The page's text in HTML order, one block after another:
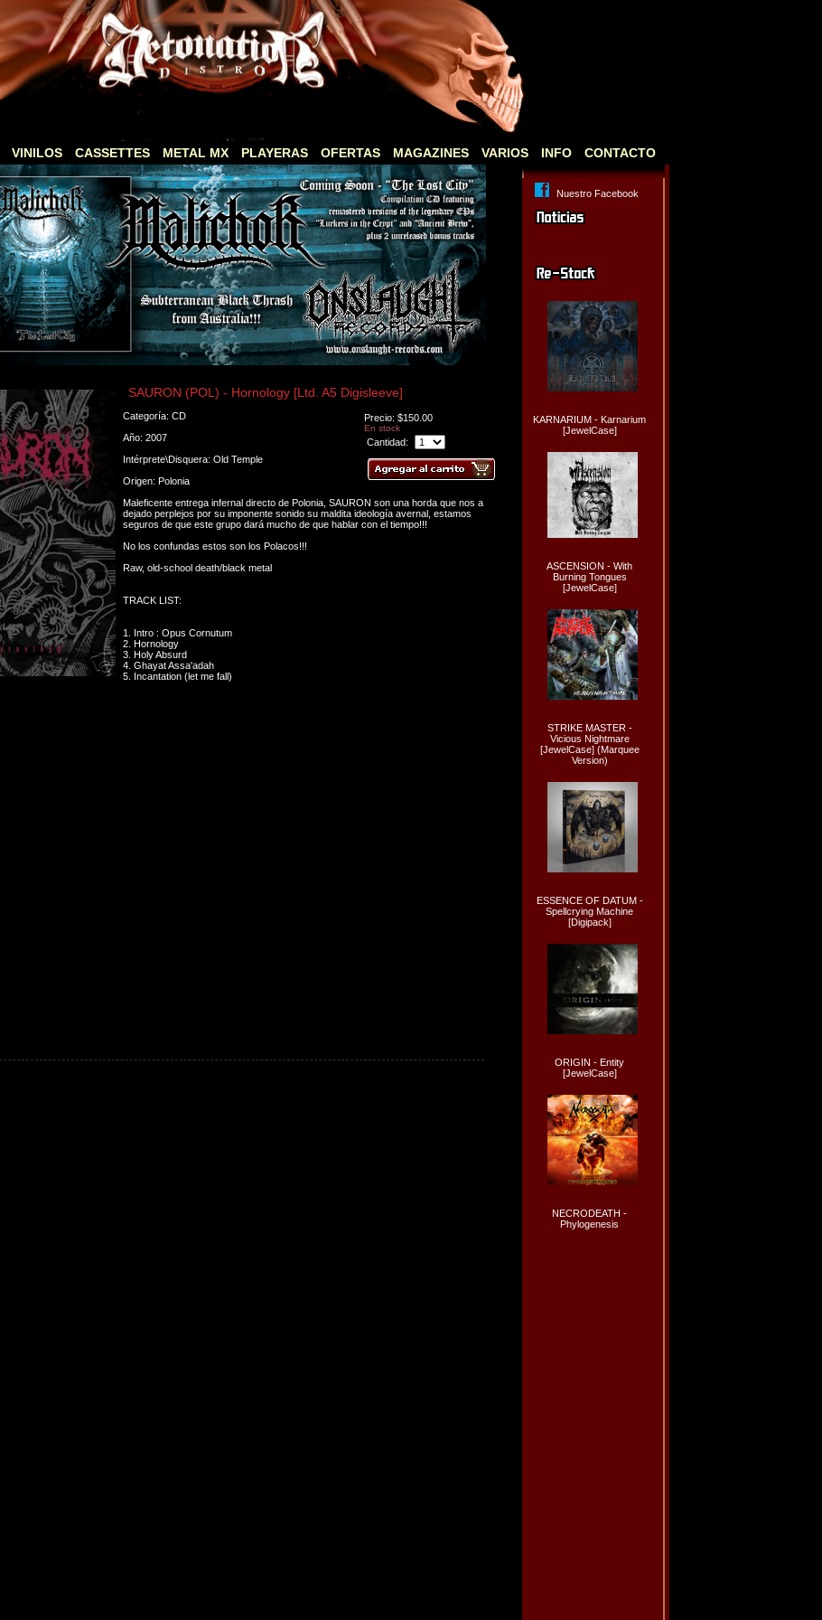
VINILOS CASSETTES METAL MX PLAYERAS OFERTAS MAGAZINES VARIOS INFO CONTACTO
Precio: $150.00
En stock
Cantidad:
SAURON (POL) - Hornology [Ltd. A5 Digisleeve]
Categoría: CD
Año: 2007
Intérprete\Disquera: Old Temple
Origen: Polonia
Maleficente entrega infernal directo de Polonia, SAURON son una horda que nos a
dejado perplejos por su imponente sonido su maldita ideología avernal, estamos
seguros de que este grupo dará mucho de que hablar con el tiempo!!!
No los confundas estos son los Polacos!!!
Raw, old-school death/black metal
TRACK LIST:
1. Intro : Opus Cornutum
2. Hornology
3. Holy Absurd
4. Ghayat Assa'adah
5. Incantation (let me fall)
Nuestro Facebook
KARNARIUM - Karnarium
[JewelCase]
ASCENSION - With
Burning Tongues
[JewelCase]
STRIKE MASTER -
Vicious Nightmare
[JewelCase] (Marquee
Version)
ESSENCE OF DATUM -
Spellcrying Machine
[Digipack]
ORIGIN - Entity
[JewelCase]
NECRODEATH -
Phylogenesis